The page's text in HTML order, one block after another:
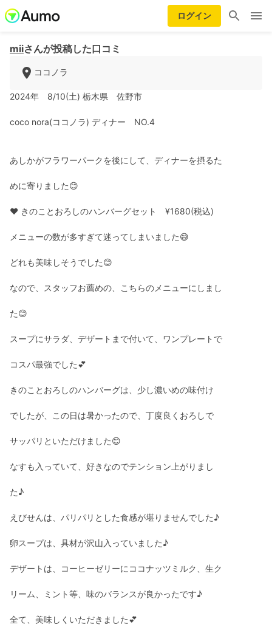
ログイン
miiさんが投稿した口コミ
ココノラ
2024年 8/10(土) 栃木県 佐野市
coco nora(ココノラ) ディナー NO.4
あしかがフラワーパークを後にして、ディナーを摂るた
めに寄りました😊
❤️ きのことおろしのハンバーグセット ¥1680(税込)
メニューの数が多すぎて迷ってしまいました😅
どれも美味しそうでした😊
なので、スタッフお薦めの、こちらのメニューにしまし
た😊
スープにサラダ、デザートまで付いて、ワンプレートで
コスパ最強でした💕
きのことおろしのハンバーグは、少し濃いめの味付け
でしたが、この日は暑かったので、丁度良くおろしで
サッパリといただけました😊
なすも入っていて、好きなのでテンション上がりまし
た♪
えびせんは、パリパリとした食感が堪りませんでした♪
卵スープは、具材が沢山入っていました♪
デザートは、コーヒーゼリーにココナッツミルク、生ク
リーム、ミント等、味のバランスが良かったです♪
全て、美味しくいただきました💕